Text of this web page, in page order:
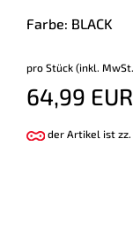
Farbe: BLACK
pro Stück (inkl.
64,99 EUR
der Artikel ist